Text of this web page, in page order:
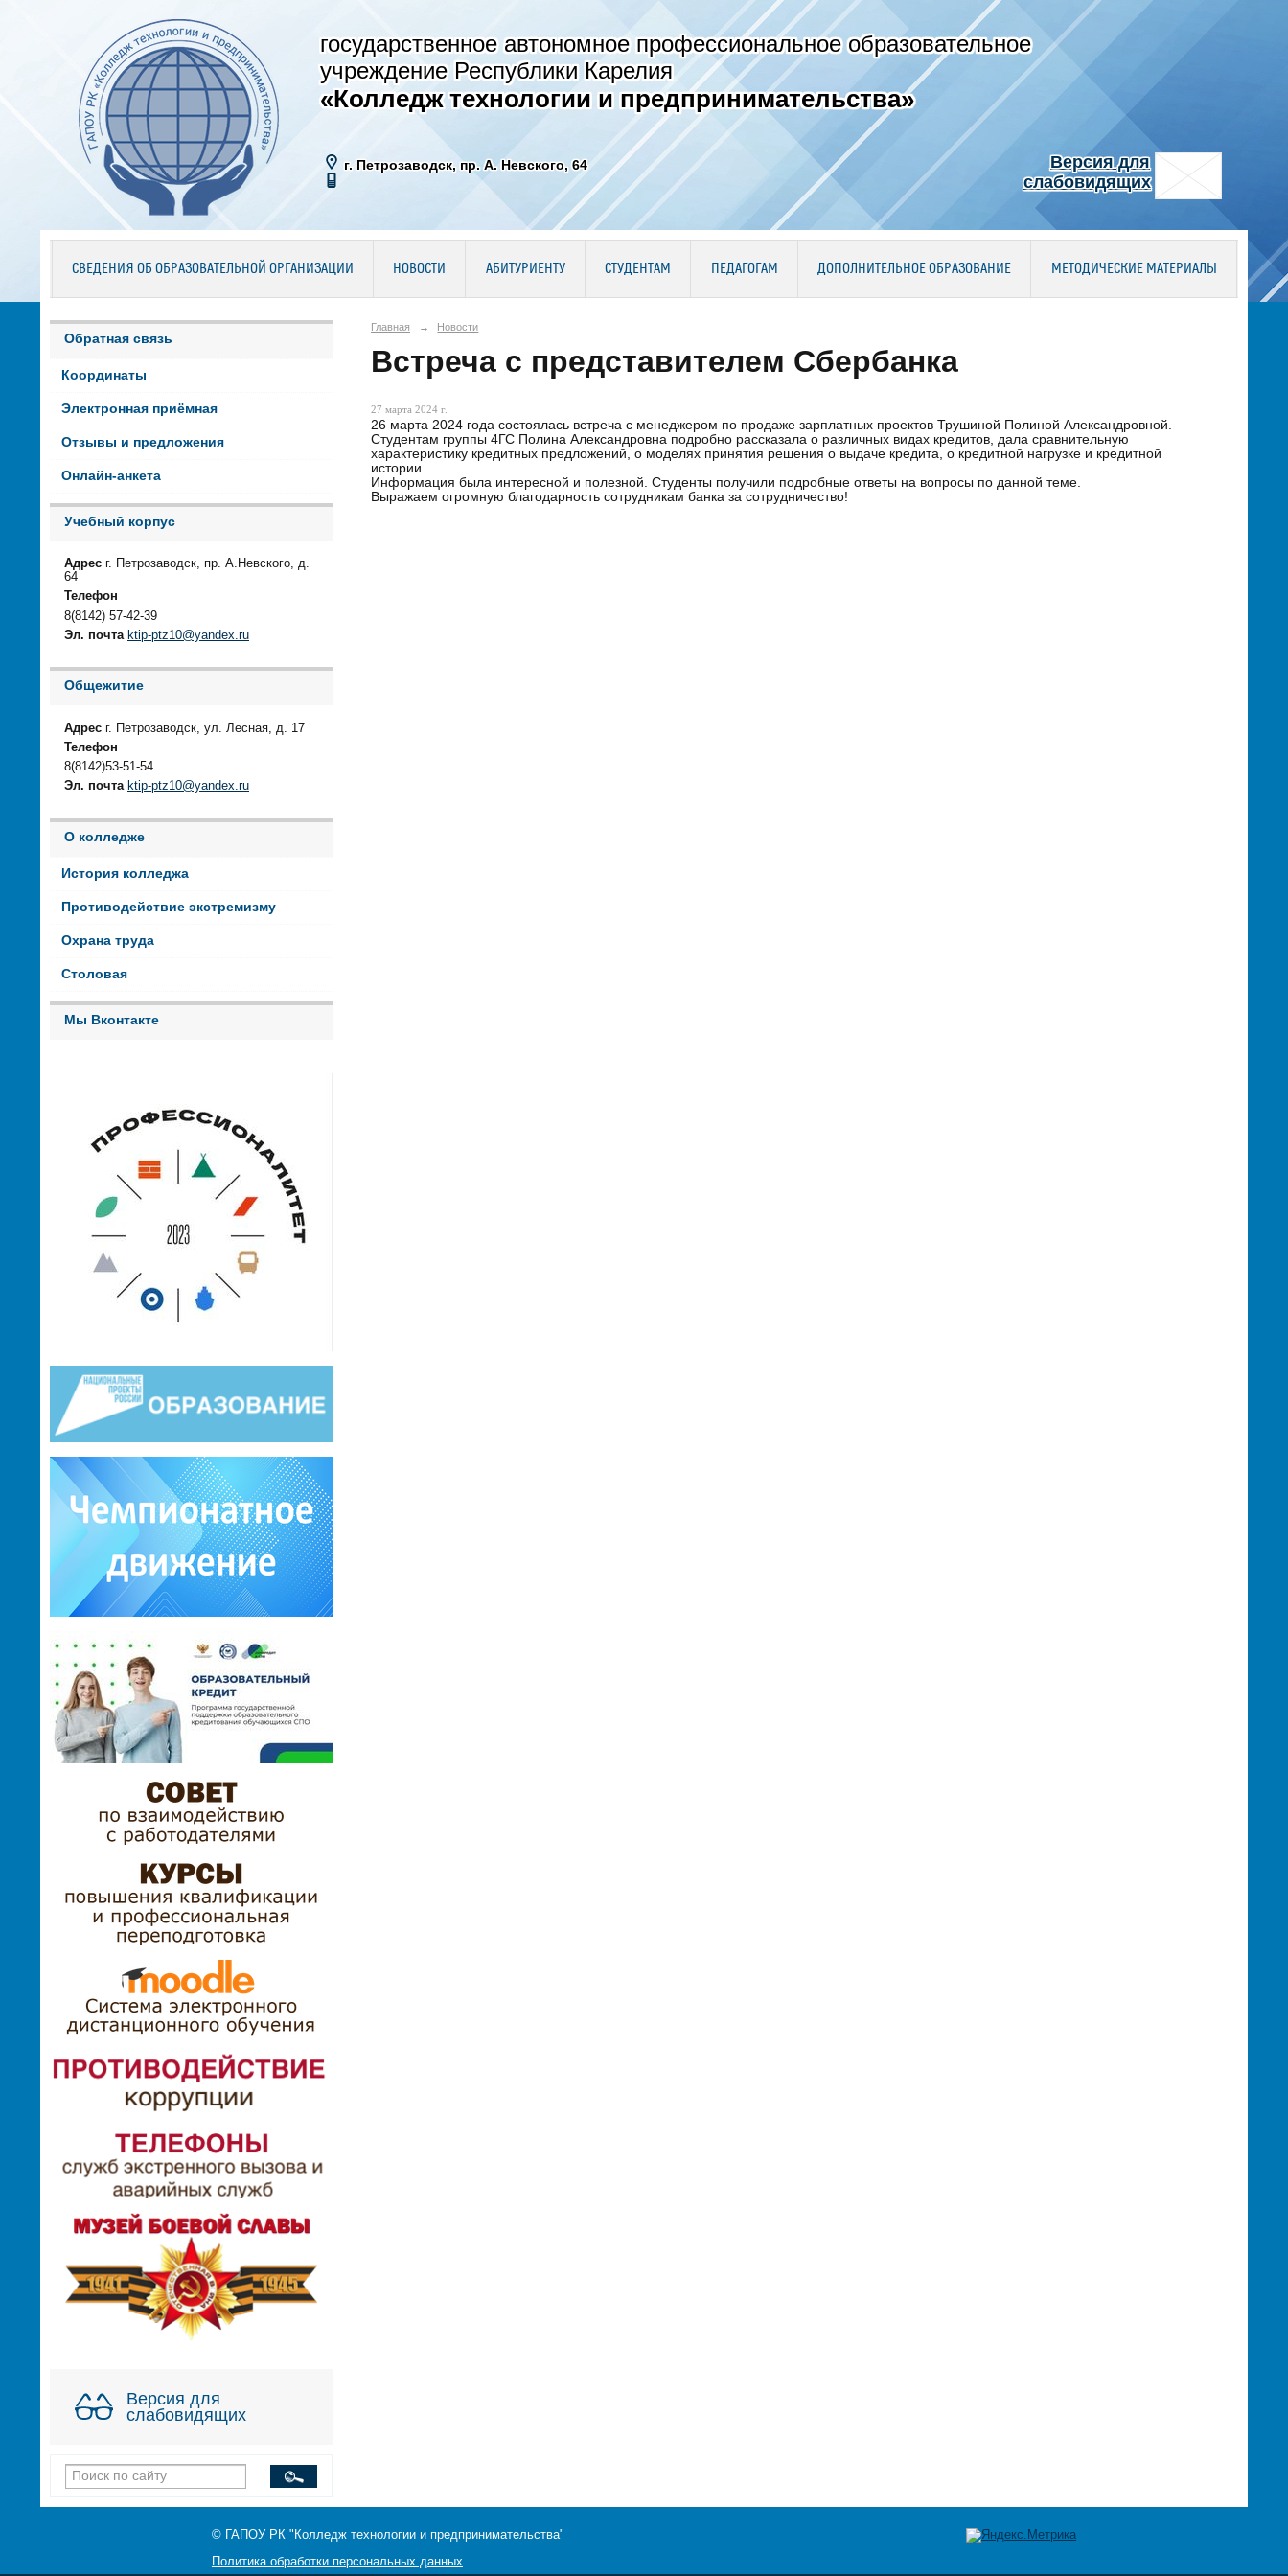
государственное автономное профессиональное образовательное
учреждение Республики Карелия
«Колледж технологии и предпринимательства»
г. Петрозаводск, пр. А. Невского, 64
Версия для
слабовидящих
СВЕДЕНИЯ ОБ ОБРАЗОВАТЕЛЬНОЙ ОРГАНИЗАЦИИ НОВОСТИ АБИТУРИЕНТУ СТУДЕНТАМ ПЕДАГОГАМ ДОПОЛНИТЕЛЬНОЕ ОБРАЗОВАНИЕ МЕТОДИЧЕСКИЕ МАТЕРИАЛЫ
Обратная связь
Координаты
Электронная приёмная
Отзывы и предложения
Онлайн-анкета
Учебный корпус
Адрес г. Петрозаводск, пр. А.Невского, д.
64
Телефон
8(8142) 57-42-39
Эл. почта ktip-ptz10@yandex.ru
Общежитие
Адрес г. Петрозаводск, ул. Лесная, д. 17
Телефон
8(8142)53-51-54
Эл. почта ktip-ptz10@yandex.ru
О колледже
История колледжа
Противодействие экстремизму
Охрана труда
Столовая
Мы Вконтакте
Версия для
слабовидящих
Главная → Новости
Встреча с представителем Сбербанка
27 марта 2024 г.
26 марта 2024 года состоялась встреча с менеджером по продаже зарплатных проектов Трушиной Полиной Александровной.
Студентам группы 4ГС Полина Александровна подробно рассказала о различных видах кредитов, дала сравнительную
характеристику кредитных предложений, о моделях принятия решения о выдаче кредита, о кредитной нагрузке и кредитной
истории.
Информация была интересной и полезной. Студенты получили подробные ответы на вопросы по данной теме.
Выражаем огромную благодарность сотрудникам банка за сотрудничество!
© ГАПОУ РК "Колледж технологии и предпринимательства"
Политика обработки персональных данных